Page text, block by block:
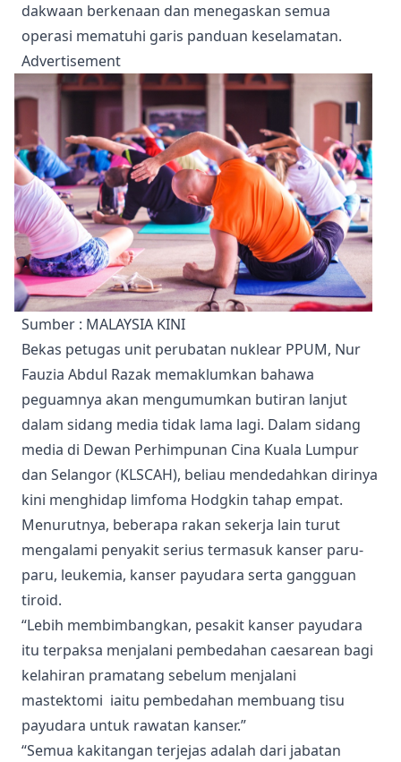
dakwaan berkenaan dan menegaskan semua
operasi mematuhi garis panduan keselamatan.
Advertisement
Sumber : MALAYSIA KINI
Bekas petugas unit perubatan nuklear PPUM, Nur
Fauzia Abdul Razak memaklumkan bahawa
peguamnya akan mengumumkan butiran lanjut
dalam sidang media tidak lama lagi. Dalam sidang
media di Dewan Perhimpunan Cina Kuala Lumpur
dan Selangor (KLSCAH), beliau mendedahkan dirinya
kini menghidap limfoma Hodgkin tahap empat.
Menurutnya, beberapa rakan sekerja lain turut
mengalami penyakit serius termasuk kanser paru-
paru, leukemia, kanser payudara serta gangguan
tiroid.
“Lebih membimbangkan, pesakit kanser payudara
itu terpaksa menjalani pembedahan caesarean bagi
kelahiran pramatang sebelum menjalani
mastektomi iaitu pembedahan membuang tisu
payudara untuk rawatan kanser.”
“Semua kakitangan terjejas adalah dari jabatan